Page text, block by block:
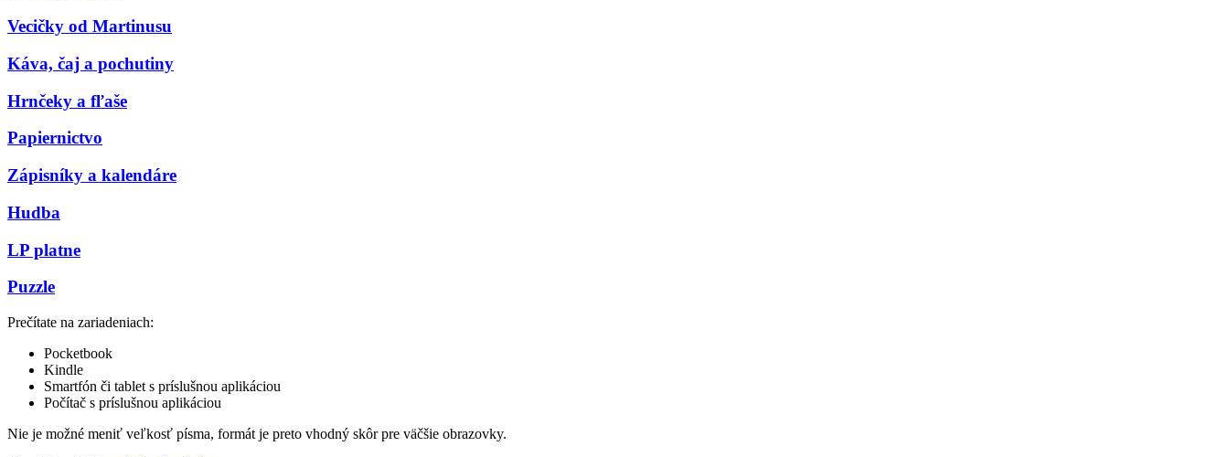
Vecičky od Martinusu
Káva, čaj a pochutiny
Hrnčeky a fľaše
Papiernictvo
Zápisníky a kalendáre
Hudba
LP platne
Puzzle
Prečítate na zariadeniach:
Pocketbook
Kindle
Smartfón či tablet s príslušnou aplikáciou
Počítač s príslušnou aplikáciou
Nie je možné meniť veľkosť písma, formát je preto vhodný skôr pre väčšie obrazovky.